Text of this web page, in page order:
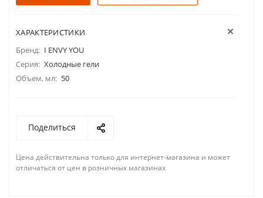
ХАРАКТЕРИСТИКИ
Бренд: I ENVY YOU
Серия: Холодные гели
Объем, мл: 50
Поделиться
Цена действительна только для интернет-магазина и может
отличаться от цен в розничных магазинах